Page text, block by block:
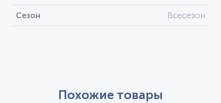
Сезон Всесезон
Похожие товары